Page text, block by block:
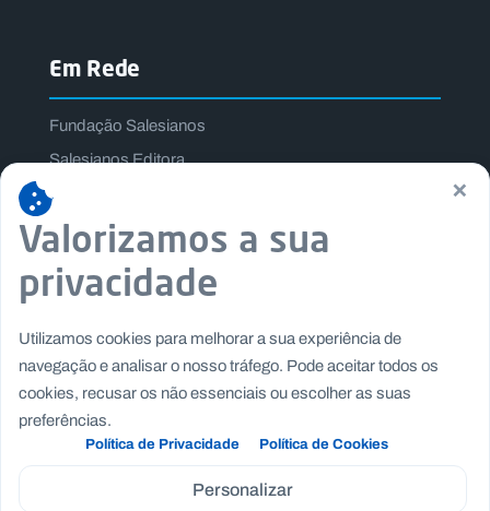
Em Rede
Fundação Salesianos
Salesianos Editora
Família Salesiana
Missão Dom Bosco
×
Valorizamos a sua
privacidade
Utilizamos cookies para melhorar a sua experiência de
navegação e analisar o nosso tráfego. Pode aceitar todos os
cookies, recusar os não essenciais ou escolher as suas
preferências.
Política de Privacidade Política de Cookies
Personalizar